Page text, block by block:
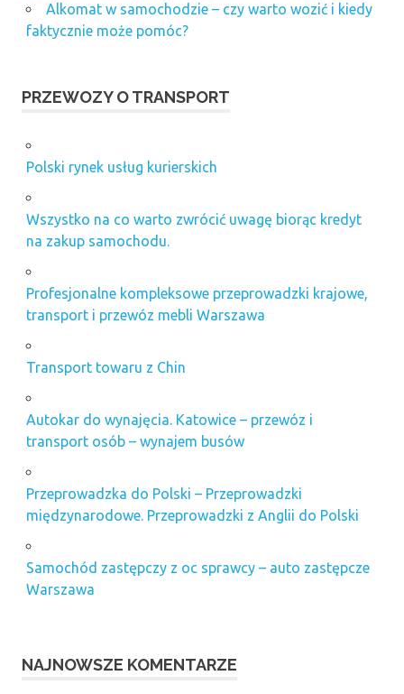
Alkomat w samochodzie – czy warto wozić i kiedy
faktycznie może pomóc?
PRZEWOZY O TRANSPORT
Polski rynek usług kurierskich
Wszystko na co warto zwrócić uwagę biorąc kredyt
na zakup samochodu.
Profesjonalne kompleksowe przeprowadzki krajowe,
transport i przewóz mebli Warszawa
Transport towaru z Chin
Autokar do wynajęcia. Katowice – przewóz i
transport osób – wynajem busów
Przeprowadzka do Polski – Przeprowadzki
międzynarodowe. Przeprowadzki z Anglii do Polski
Samochód zastępczy z oc sprawcy – auto zastępcze
Warszawa
NAJNOWSZE KOMENTARZE